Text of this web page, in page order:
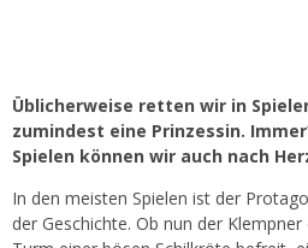
Üblicherweise retten wir in
zumindest eine Prinzessin.
Spielen können wir auch nach
In den meisten Spielen ist der
der Geschichte. Ob nun der